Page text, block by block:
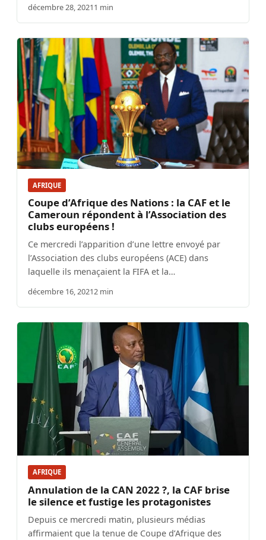
décembre 28, 20211 min
AFRIQUE
Coupe d’Afrique des Nations : la CAF et le
Cameroun répondent à l’Association des
clubs européens !
Ce mercredi l’apparition d’une lettre envoyé par
l’Association des clubs européens (ACE) dans
laquelle ils menaçaient la FIFA et la…
décembre 16, 20212 min
AFRIQUE
Annulation de la CAN 2022 ?, la CAF brise
le silence et fustige les protagonistes
Depuis ce mercredi matin, plusieurs médias
affirmaient que la tenue de Coupe d’Afrique des